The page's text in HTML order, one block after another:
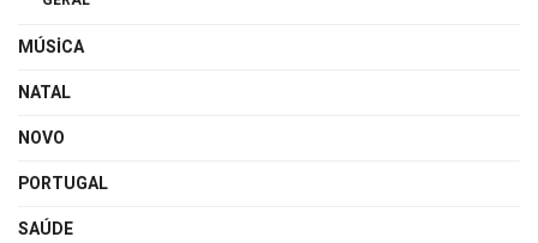
MÚSICA
NATAL
NOVO
PORTUGAL
SAÚDE